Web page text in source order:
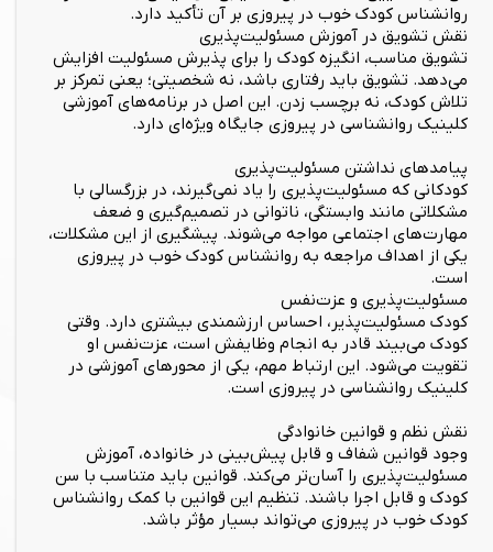
روانشناس کودک خوب در پیروزی بر آن تأکید دارد.
نقش تشویق در آموزش مسئولیت‌پذیری
تشویق مناسب، انگیزه کودک را برای پذیرش مسئولیت افزایش
می‌دهد. تشویق باید رفتاری باشد، نه شخصیتی؛ یعنی تمرکز بر
تلاش کودک، نه برچسب زدن. این اصل در برنامه‌های آموزشی
کلینیک روانشناسی در پیروزی جایگاه ویژه‌ای دارد.
پیامدهای نداشتن مسئولیت‌پذیری
کودکانی که مسئولیت‌پذیری را یاد نمی‌گیرند، در بزرگسالی با
مشکلاتی مانند وابستگی، ناتوانی در تصمیم‌گیری و ضعف
مهارت‌های اجتماعی مواجه می‌شوند. پیشگیری از این مشکلات،
یکی از اهداف مراجعه به روانشناس کودک خوب در پیروزی
است.
مسئولیت‌پذیری و عزت‌نفس
کودک مسئولیت‌پذیر، احساس ارزشمندی بیشتری دارد. وقتی
کودک می‌بیند قادر به انجام وظایفش است، عزت‌نفس او
تقویت می‌شود. این ارتباط مهم، یکی از محورهای آموزشی در
کلینیک روانشناسی در پیروزی است.
نقش نظم و قوانین خانوادگی
وجود قوانین شفاف و قابل پیش‌بینی در خانواده، آموزش
مسئولیت‌پذیری را آسان‌تر می‌کند. قوانین باید متناسب با سن
کودک و قابل اجرا باشند. تنظیم این قوانین با کمک روانشناس
کودک خوب در پیروزی می‌تواند بسیار مؤثر باشد.